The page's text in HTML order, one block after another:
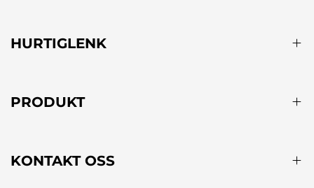
HURTIGLENK
PRODUKT
KONTAKT OSS